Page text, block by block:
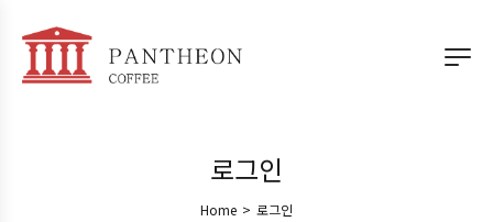
로그인
Home > 로그인